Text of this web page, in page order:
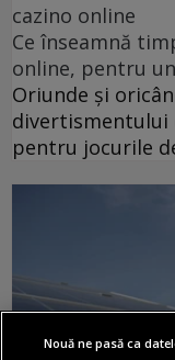
cazino online
Ce înseamnă
online, pentru
Oriunde și
divertismentului
pentru jocurile
Nouă ne pasă ca